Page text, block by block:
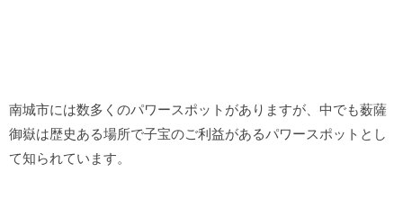
南城市には数多くのパワースポットがありますが、中でも薮薩
御嶽は歴史ある場所で子宝のご利益があるパワースポットとし
て知られています。